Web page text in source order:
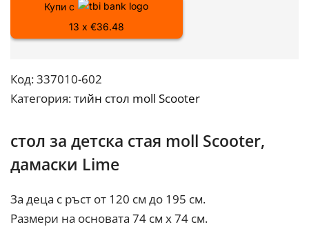
Купи с
13 x €36.48
Код:337010-602
Категория:тийн стол moll Scooter
стол за детска стая moll Scooter,
дамаски Lime
За деца с ръст от 120 см до 195 см.
Размери на основата 74 см х 74 см.